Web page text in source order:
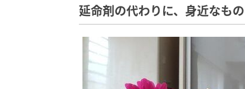
延命剤の代わりに、身近なも